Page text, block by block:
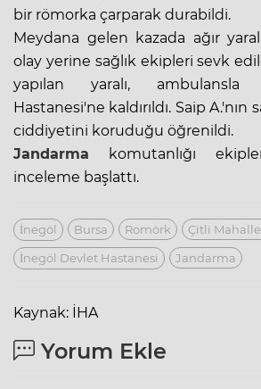
bir römorka çarparak durabildi.
Meydana gelen kazada ağır
olay yerine sağlık ekipleri sevk
yapılan yaralı,
Hastanesi'ne kaldırıldı. Saip
ciddiyetini koruduğu öğrenildi.
Jandarma komutanlığı
inceleme başlattı.
İnegöl Bursa Romörk
Çitli
İnegöl Devlet Hastanesi
Jandarma
Kaynak: İHA
Yorum Ekle